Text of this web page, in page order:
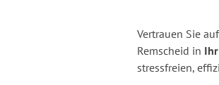
Vertrauen Sie
Remscheid in
stressfreien,